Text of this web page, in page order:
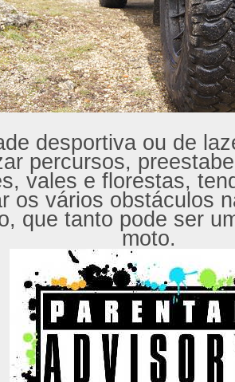
desportiva ou de
percursos,
vales e florestas,
os vários obstáculos
que tanto pode ser
moto.